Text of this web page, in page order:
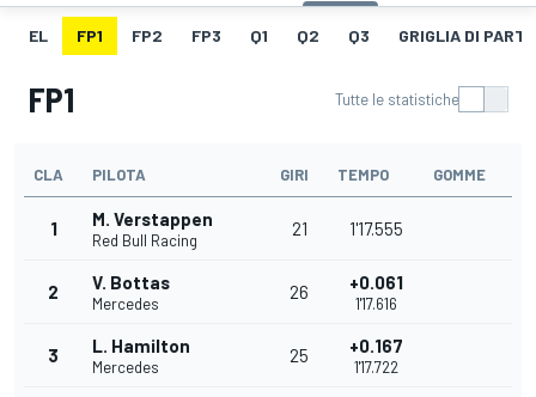
EL FP1 FP2 FP3 Q1 Q2 Q3 GRIGLIA DI
FP1 Tutte le statistiche
CLA PILOTA GIRI TEMPO GOMME
1 M. Verstappen
Red Bull Racing
21 1'17.555
2 V. Bottas
Mercedes
26 +0.061
1'17.616
3 L. Hamilton
Mercedes
25 +0.167
1'17.722